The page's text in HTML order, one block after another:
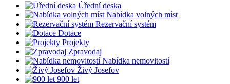
Úřední deska
Nabídka volných míst
Rezervační systém
Dotace
Projekty
Zpravodaj
Nabídka nemovitostí
Živý Josefov
900 let